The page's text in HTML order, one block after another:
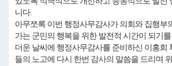
니다.
아무쪼록 이번 행정사무감사가 의회와 집행부
가는 군민의 행복을 위한 발전적 시간이 되기
더운 날씨에 행정사무감사를 준비하신 이홍희
들의 노고에 다시 한번 감사의 말씀을 드리며